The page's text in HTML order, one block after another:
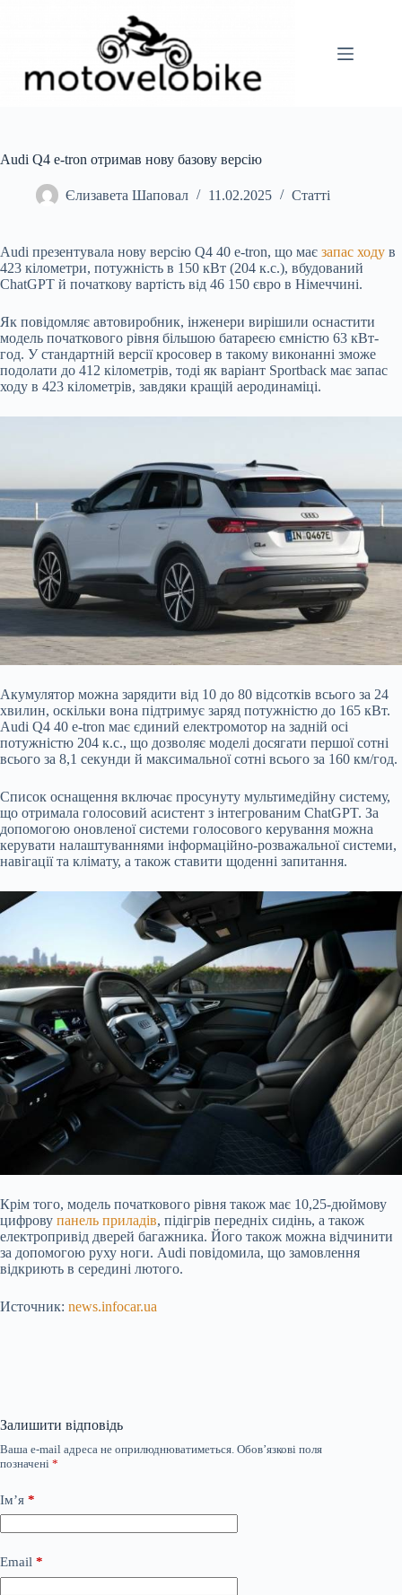
Audi Q4 e-tron отримав нову базову версію
Єлизавета Шаповал 11.02.2025 Статті
Audi презентувала нову версію Q4 40 e-tron, що має запас ходу в
423 кілометри, потужність в 150 кВт (204 к.с.), вбудований
ChatGPT й початкову вартість від 46 150 євро в Німеччині.
Як повідомляє автовиробник, інженери вирішили оснастити
модель початкового рівня більшою батареєю ємністю 63 кВт-
год. У стандартній версії кросовер в такому виконанні зможе
подолати до 412 кілометрів, тоді як варіант Sportback має запас
ходу в 423 кілометрів, завдяки кращій аеродинаміці.
Акумулятор можна зарядити від 10 до 80 відсотків всього за 24
хвилин, оскільки вона підтримує заряд потужністю до 165 кВт.
Audi Q4 40 e-tron має єдиний електромотор на задній осі
потужністю 204 к.с., що дозволяє моделі досягати першої сотні
всього за 8,1 секунди й максимальної сотні всього за 160 км/год.
Список оснащення включає просунуту мультимедійну систему,
що отримала голосовий асистент з інтегрованим ChatGPT. За
допомогою оновленої системи голосового керування можна
керувати налаштуваннями інформаційно-розважальної системи,
навігації та клімату, а також ставити щоденні запитання.
Крім того, модель початкового рівня також має 10,25-дюймову
цифрову панель приладів, підігрів передніх сидінь, а також
електропривід дверей багажника. Його також можна відчинити
за допомогою руху ноги. Audi повідомила, що замовлення
відкриють в середині лютого.
Источник: news.infocar.ua
Залишити відповідь
Ваша e-mail адреса не оприлюднюватиметься. Обов’язкові поля
позначені *
Ім’я *
Email *